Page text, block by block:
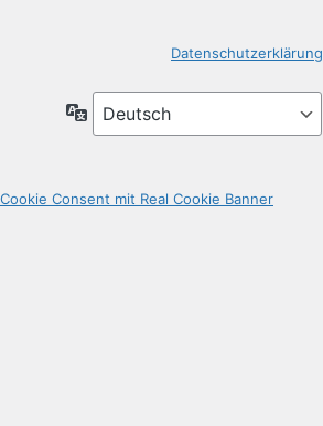
Datenschutzerklärung
Sprache
Cookie Consent mit Real Cookie Banner